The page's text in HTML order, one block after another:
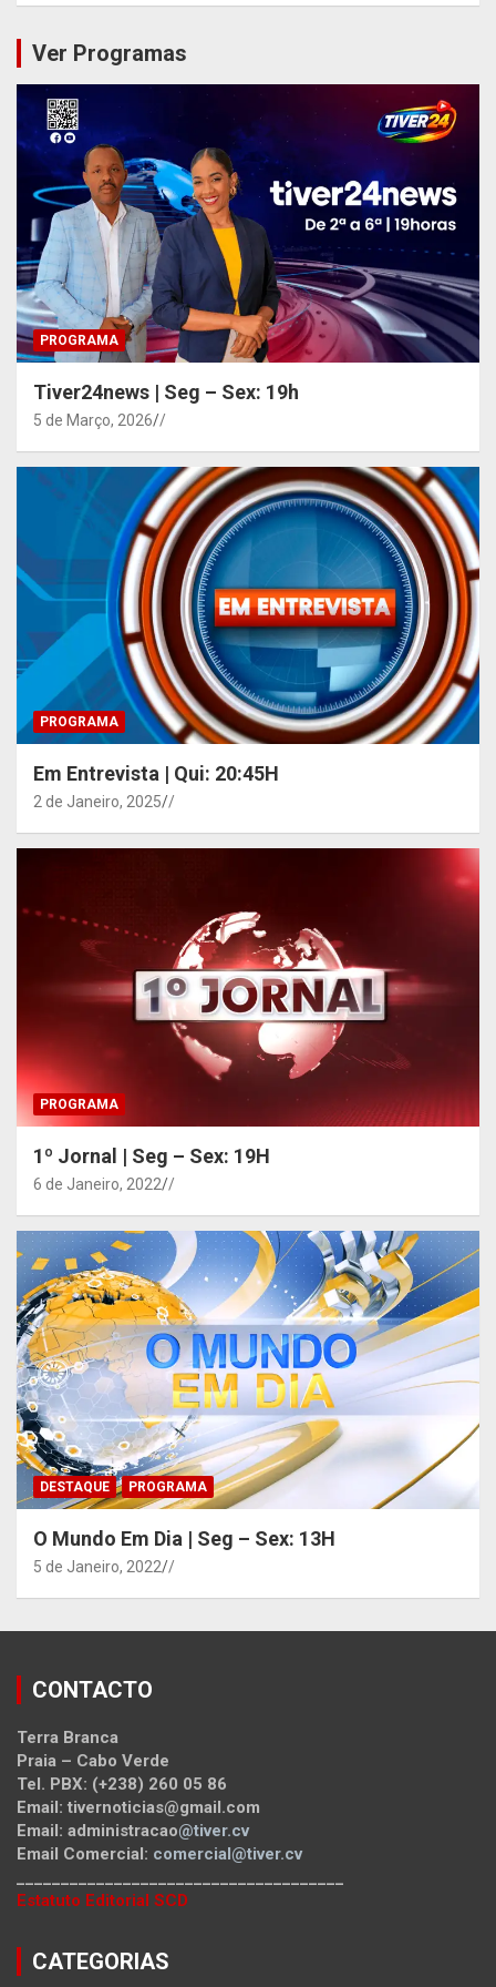
Ver Programas
PROGRAMA
Tiver24news | Seg – Sex: 19h
5 de Março, 2026 /
PROGRAMA
Em Entrevista | Qui: 20:45H
2 de Janeiro, 2025 /
PROGRAMA
1º Jornal | Seg – Sex: 19H
6 de Janeiro, 2022 /
DESTAQUE PROGRAMA
O Mundo Em Dia | Seg – Sex: 13H
5 de Janeiro, 2022 /
CONTACTO
Terra Branca
Praia – Cabo Verde
Tel. PBX: (+238) 260 05 86
Email: tivernoticias@gmail.com
Email: administracao@tiver.cv
Email Comercial: comercial@tiver.cv
Estatuto Editorial SCD
CATEGORIAS